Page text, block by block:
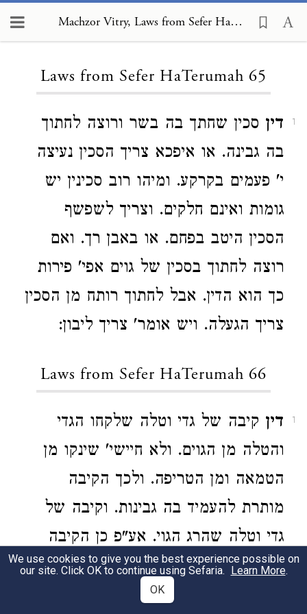
Machzor Vitry, Laws from Sefer HaTerumah 65
Laws from Sefer HaTerumah 65
1 דין סכין שחתך בה בשר ורוצה לחתוך
בה גבינה. או איפכא צריך הסכין נעיצה
י' פעמים בקרקע. ומיהו רוב סכינין יש
גומות ואינם חלקים. וצריך לשפשף
הסכין היטב בפחם. או באבן רך. ואם
רוצה לחתוך בסכין של גוים אפי' פירות
כך הוא הדין. אבל לחתוך רותח מן הסכין
צריך הגעלה. ויש אומר' צריך ליבון:
Laws from Sefer HaTerumah 66
1 דין קיבה של גדי וטלה שלקחו הגדי
והטלה מן הגוים. ולא חיישי' שינקו מן
הטמאה ומן הטריפה. ולכך הקיבה
מותרת להעמיד בה גבינות. וקיבה של
גדי וטלה שהרג הגוי. אע"פ כן הקיבה
דווקא לכתחילה אסור אבל בדיעבד
מותרת. ואפילו הקיבה שראינו שינק הגדי
We use cookies to give you the best experience possible on
our site. Click OK to continue using Sefaria. Learn More.
OK